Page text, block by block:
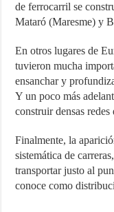
de ferrocarril se
Mataró (Maresme) y
En otros lugares de
tuvieron mucha
ensanchar y
Y un poco más
construir densas redes
Finalmente, la
sistemática de
transportar justo al
conoce como